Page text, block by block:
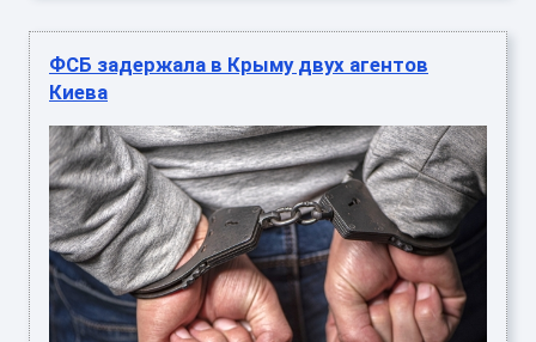
ФСБ задержала в Крыму двух агентов
Киева